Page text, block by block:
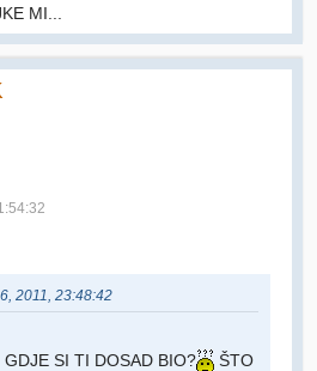
MI...
2011, 23:48:42
SI TI DOSAD BIO?
ŠTO